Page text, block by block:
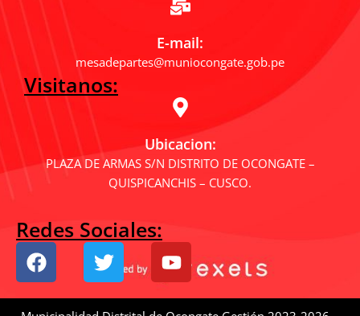
E-mail:
mesadepartes@muniocongate.gob.pe
Visitanos:
Ubicacion:
PLAZA DE ARMAS S/N DISTRITO DE OCONGATE –
QUISPICANCHIS – CUSCO.
Redes Sociales:
F
a
T
w
Y
o